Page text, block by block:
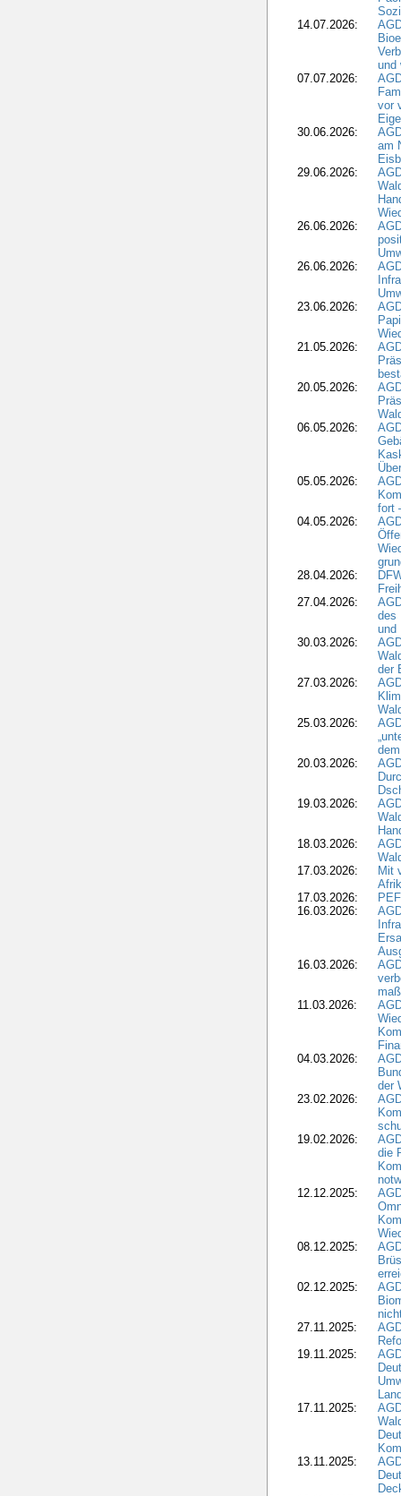
14.07.2026:
und
07.07.2026:
vor
30.06.2026:
am
29.06.2026:
26.06.2026:
26.06.2026:
23.06.2026:
21.05.2026:
20.05.2026:
06.05.2026:
05.05.2026:
fort
04.05.2026:
28.04.2026:
27.04.2026:
des
und
30.03.2026:
der
27.03.2026:
25.03.2026:
20.03.2026:
19.03.2026:
18.03.2026:
17.03.2026:
Mit
17.03.2026:
16.03.2026:
16.03.2026:
11.03.2026:
04.03.2026:
der
23.02.2026:
19.02.2026:
die
12.12.2025:
08.12.2025:
02.12.2025:
27.11.2025:
19.11.2025:
17.11.2025:
13.11.2025: